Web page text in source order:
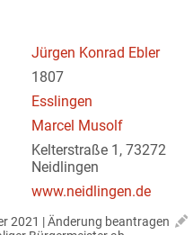
Jürgen Konrad Ebler
1807
Esslingen
Marcel Musolf
Kelterstraße 1, 73272
Neidlingen
www.neidlingen.de
2021 | Änderung beantragen